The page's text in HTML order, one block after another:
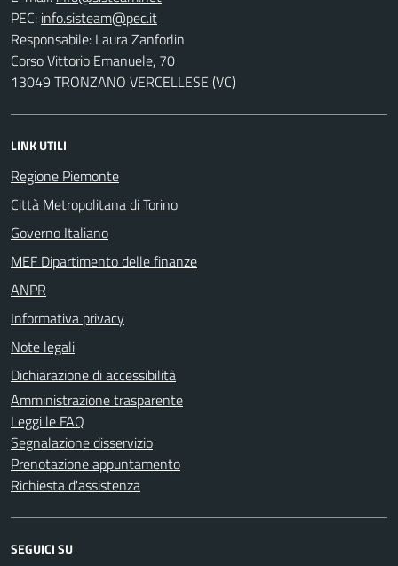
PEC:
Responsabile: Laura Zanforlin
Corso Vittorio Emanuele, 70
13049 TRONZANO VERCELLESE (VC)
LINK UTILI
Regione Piemonte
Città Metropolitana di Torino
Governo Italiano
MEF Dipartimento delle finanze
ANPR
Informativa privacy
Note legali
Dichiarazione di accessibilità
Amministrazione trasparente
Leggi le FAQ
Segnalazione disservizio
Prenotazione appuntamento
Richiesta d'assistenza
SEGUICI SU